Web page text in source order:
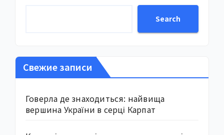
Search
Свежие записи
Говерла де знаходиться: найвища
вершина України в серці Карпат